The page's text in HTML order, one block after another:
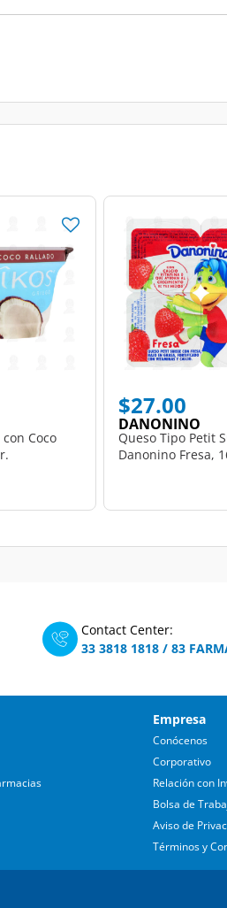
Coco
$27.00
DANONINO
Queso Tipo Petit
Danonino Fresa,
Contact Center:
33 3818 1818 / 83
Empresa
Conócenos
Corporativo
Relación con
Bolsa de
Aviso de
Términos y